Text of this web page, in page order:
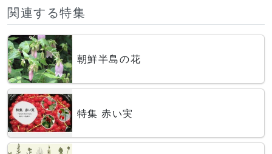
関連する特集
朝鮮半島の花
特集 赤い実